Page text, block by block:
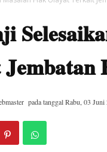
pada tanggalRabu, 03 Juni